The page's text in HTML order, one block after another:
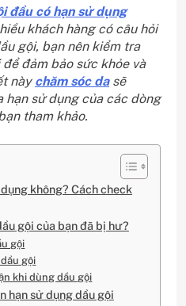
đầu có hạn sử dụng
khách hàng có câu hỏi
gội, bạn nên kiểm tra
đảm bảo sức khỏe và
này chăm sóc dasẽ
sử dụng của các dòng
tham khảo.
không? Cách check
gội của bạn đã bị hư?
gội
gội
khi dùng dầu gội
hạn sử dụng dầu gội